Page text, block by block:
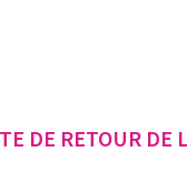
DE RETOUR DE